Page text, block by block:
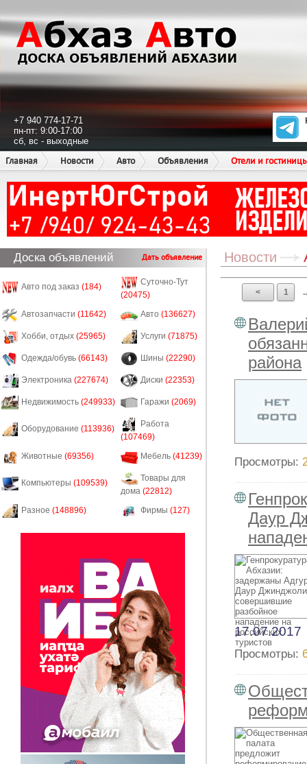
+7 940 774-17-71
пн-пт: 9:00-17:00
сб, вс - выходные
Главная
Новости Авто Объявления Отели и
Доска объявлений Дать объявление
Авто под заказ (184)
Суточно-Тут
(20475)
Автозапчасти (11642) Авто (136627)
Хобби, отдых (25965) Услуги (71875)
Одежда/обувь (66143) Шины (22290)
Электроника (227674) Диски (22353)
Недвижимость (249933) Гаражи (2069)
Оборудование (113936)
Работа
(107469)
Животные (69356) Мебель (41239)
Компьютеры (109539)
Товары для
дома (22812)
Разное (148896) Фирмы (127)
Новости
< 1
района
Просмотры:
Даур
17.07.2017
Просмотры: